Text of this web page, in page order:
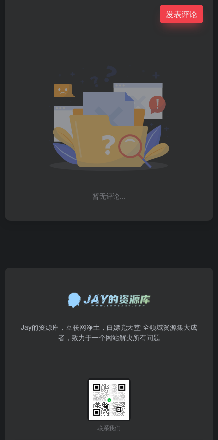
发表评论
暂无评论...
Jay的资源库，互联网净土，白嫖党天堂 全领域资源集大成
者，致力于一个网站解决所有问题
联系我们